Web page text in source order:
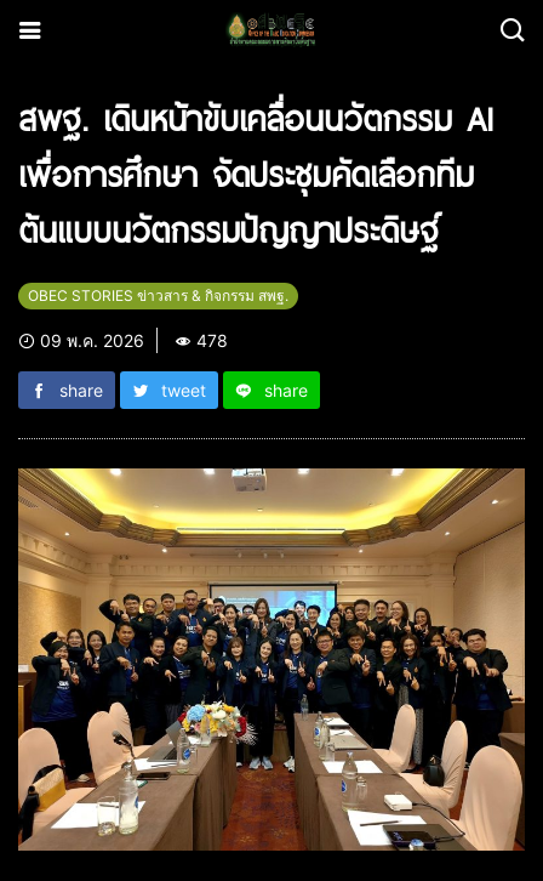
สพฐ. เดินหน้าขับเคลื่อนนวัตกรรม AI
เพื่อการศึกษา จัดประชุมคัดเลือกทีม
ต้นแบบนวัตกรรมปัญญาประดิษฐ์
OBEC STORIES ข่าวสาร & กิจกรรม สพฐ.
09 พ.ค. 2026 478
share tweet share